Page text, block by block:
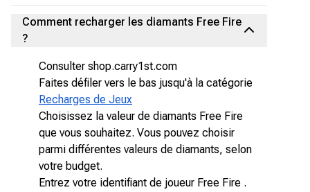
Comment recharger les diamants Free Fire
?
Consulter shop.carry1st.com
Faites défiler vers le bas jusqu'à la catégorie
Recharges de Jeux
Choisissez la valeur de diamants Free Fire
que vous souhaitez. Vous pouvez choisir
parmi différentes valeurs de diamants, selon
votre budget.
Entrez votre identifiant de joueur Free Fire .